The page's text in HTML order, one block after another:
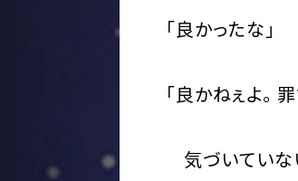
「良かったな」
「良かねぇよ。
気づいていな